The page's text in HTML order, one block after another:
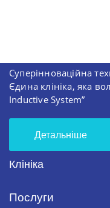
Суперінноваційна
Єдина клініка, яка
Inductive System”
Детальніше
Клініка
Послуги